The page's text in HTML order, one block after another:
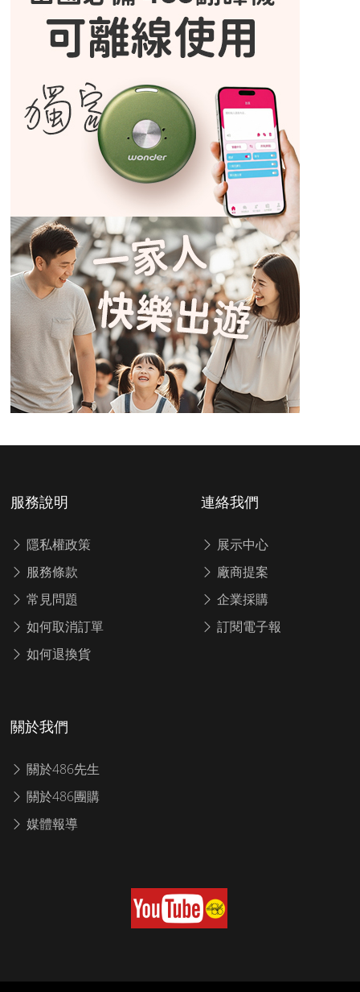
服務說明
隱私權政策
服務條款
常見問題
如何取消訂單
如何退換貨
連絡我們
展示中心
廠商提案
企業採購
訂閱電子報
關於我們
關於486先生
關於486團購
媒體報導